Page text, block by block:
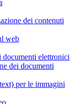
dei contenuti
web
documenti elettronici
dei documenti
per le immagini